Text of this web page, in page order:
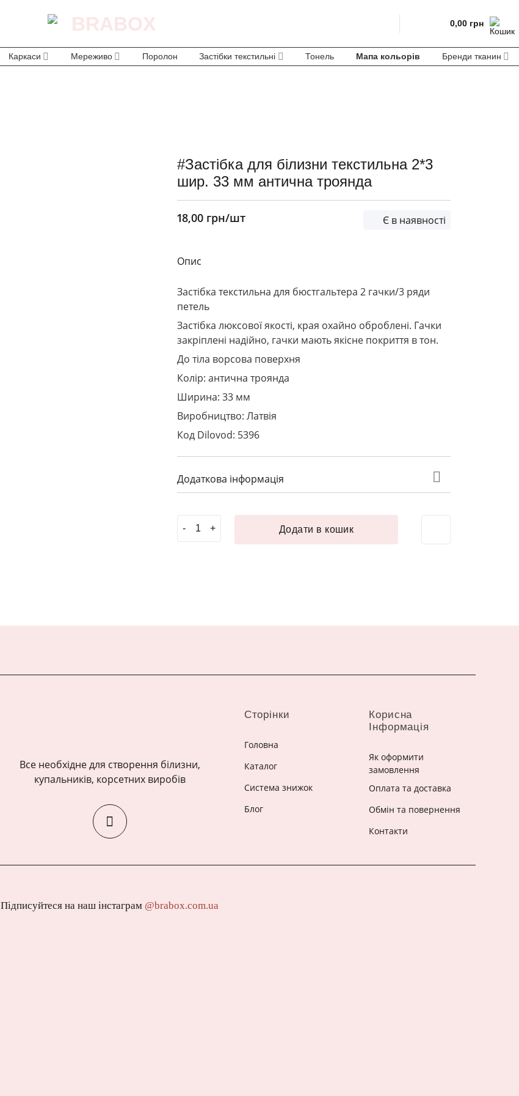
0,00 грн
Каркаси Мереживо Поролон Застібки текстильні Тонель Мапа кольорів Бренди тканин
#Застібка для білизни текстильна 2*3
шир. 33 мм антична троянда
18,00 грн/шт Є в наявності
Опис
Застібка текстильна для бюстгальтера 2 гачки/3 ряди
петель
Застібка люксової якості, края охайно оброблені. Гачки
закріплені надійно, гачки мають якісне покриття в тон.
До тіла ворсова поверхня
Колір: антична троянда
Ширина: 33 мм
Виробництво: Латвія
Код Dilovod: 5396
Додаткова інформація
#Застібка для білизни текстильна 2*3 шир. 33 мм антична троянда
Додати в кошик
Все необхідне для створення білизни,
купальників, корсетних виробів
Сторінки
Головна
Каталог
Система знижок
Блог
Корисна
Інформація
Як оформити
замовлення
Оплата та доставка
Обмін та повернення
Контакти
Підписуйтеся на наш інстаграм @brabox.com.ua